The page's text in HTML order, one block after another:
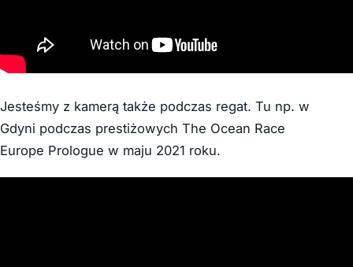
Jesteśmy z kamerą także podczas regat. Tu np. w
Gdyni podczas prestiżowych The Ocean Race
Europe Prologue w maju 2021 roku.